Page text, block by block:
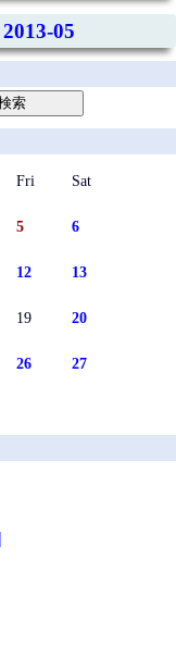
2013-05
Fri Sat
5 6
12 13
19 20
26 27